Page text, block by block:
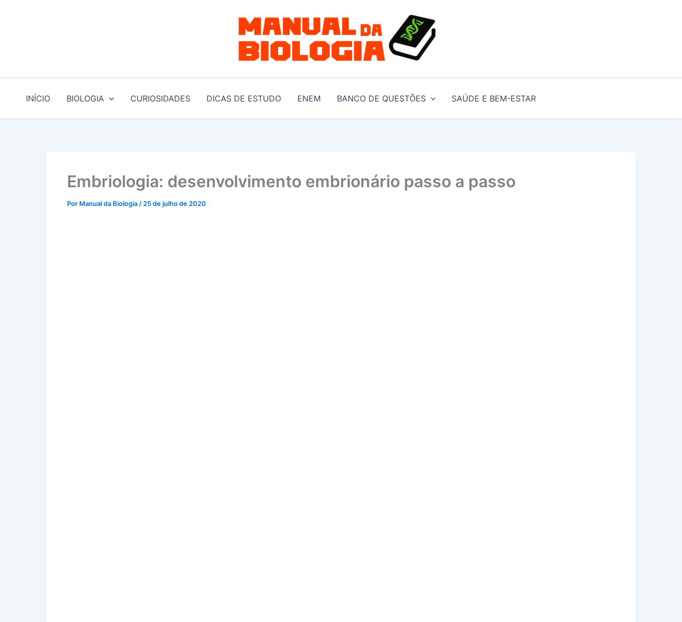
INÍCIO BIOLOGIA CURIOSIDADES DICAS DE ESTUDO ENEM BANCO DE QUESTÕES SAÚDE E BEM-ESTAR
Embriologia: desenvolvimento embrionário passo a passo
Por Manual da Biologia / 25 de julho de 2020